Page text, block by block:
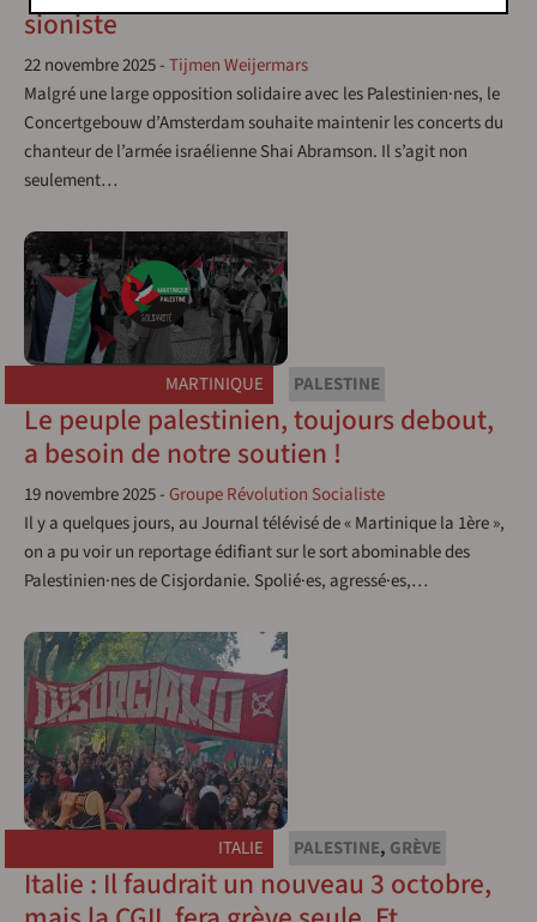
sioniste
22 novembre 2025-Tijmen Weijermars
Malgré une large opposition solidaire avec les Palestinien·nes, le
Concertgebouw d’Amsterdam souhaite maintenir les concerts du
chanteur de l’armée israélienne Shai Abramson. Il s’agit non
seulement…
MARTINIQUE PALESTINE
Le peuple palestinien, toujours debout,
a besoin de notre soutien !
19 novembre 2025- Groupe Révolution Socialiste
Il y a quelques jours, au Journal télévisé de « Martinique la 1ère »,
on a pu voir un reportage édifiant sur le sort abominable des
Palestinien·nes de Cisjordanie. Spolié·es, agressé·es,…
ITALIE PALESTINE, GRÈVE
Italie : Il faudrait un nouveau 3 octobre,